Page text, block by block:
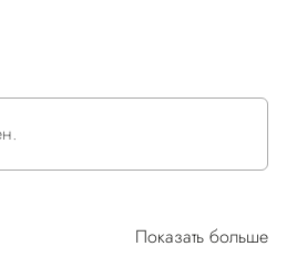
Показать больше